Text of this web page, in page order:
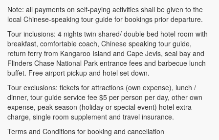
Note: all payments on self-paying activities shall be given to the
local Chinese-speaking tour guide for bookings prior departure.
Tour inclusions: 4 nights twin shared/ double bed hotel room with
breakfast, comfortable coach, Chinese speaking tour guide,
return ferry from Kangaroo Island and Cape Jevis, seal bay and
Flinders Chase National Park entrance fees and barbecue lunch
buffet. Free airport pickup and hotel set down.
Tour exclusions: tickets for attractions (own expense), lunch /
dinner, tour guide service fee $5 per person per day, other own
expense, peak season (holiday or special event) hotel extra
charge, single room supplement and travel insurance.
Terms and Conditions for booking and cancellation